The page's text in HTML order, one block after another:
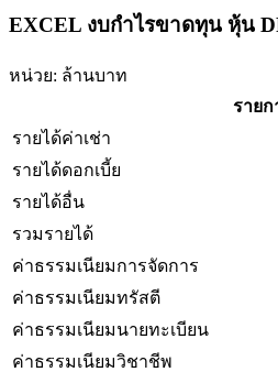
EXCEL งบกำไรขาดทุน หุ้น
หน่วย: ล้านบาท
รายก
รายได้ค่าเช่า
รายได้ดอกเบี้ย
รายได้อื่น
รวมรายได้
ค่าธรรมเนียมการจัดการ
ค่าธรรมเนียมทรัสตี
ค่าธรรมเนียมนายทะเบียน
ค่าธรรมเนียมวิชาชีพ